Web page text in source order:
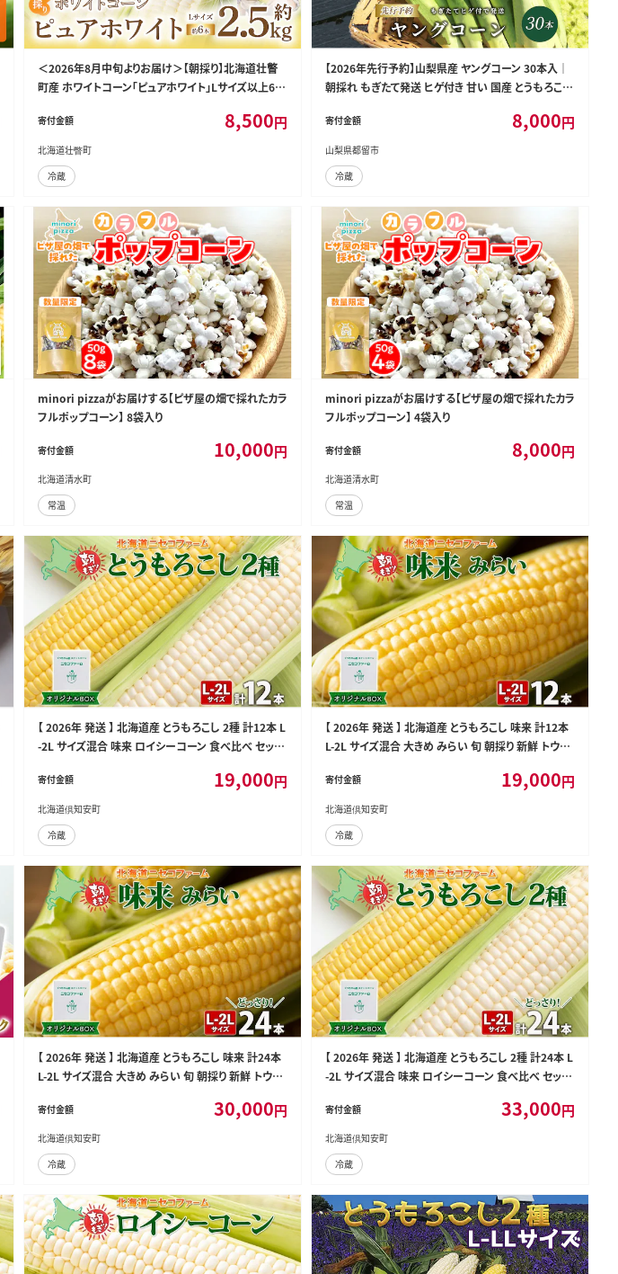
＜2026年8月中旬よりお届け＞【朝採り】北海道壮瞥
町産 ホワイトコーン「ピュアホワイト」Lサイズ以上6本
寄付金額 8,500円
北海道壮瞥町
冷蔵
【2026年先行予約】山梨県産 ヤングコーン 30本入｜
朝採れ もぎたて発送 ヒゲ付き 甘い 国産 とうもろこし
寄付金額 8,000円
山梨県都留市
冷蔵
minori pizzaがお届けする【ピザ屋の畑で採れたカラ
フルポップコーン】 8袋入り
寄付金額 10,000円
北海道清水町
常温
minori pizzaがお届けする【ピザ屋の畑で採れたカラ
フルポップコーン】 4袋入り
寄付金額 8,000円
北海道清水町
常温
【 2026年 発送 】 北海道産 とうもろこし 2種 計12本 L
-2L サイズ混合 味来 ロイシーコーン 食べ比べ セット
直送 野菜 しりべしや 送料無料
寄付金額 19,000円
北海道倶知安町
冷蔵
【 2026年 発送 】 北海道産 とうもろこし 味来 計12本
L-2L サイズ混合 大きめ みらい 旬 朝採り 新鮮 トウモ
菜 しりべしや 送料無料
寄付金額 19,000円
北海道倶知安町
冷蔵
【 2026年 発送 】 北海道産 とうもろこし 味来 計24本
L-2L サイズ混合 大きめ みらい 旬 朝採り 新鮮 トウモ
菜 しりべしや 送料無料
寄付金額 30,000円
北海道倶知安町
冷蔵
【 2026年 発送 】 北海道産 とうもろこし 2種 計24本 L
-2L サイズ混合 味来 ロイシーコーン 食べ比べ セット
直送 野菜 しりべしや 送料無料
寄付金額 33,000円
北海道倶知安町
冷蔵